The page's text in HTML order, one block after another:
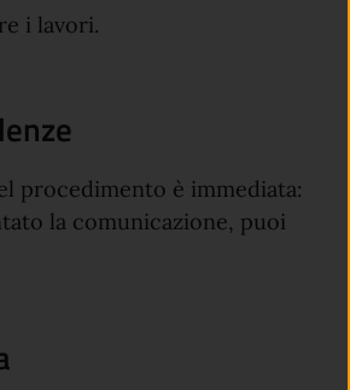
i lavori.
procedimento è immediata:
la comunicazione, puoi